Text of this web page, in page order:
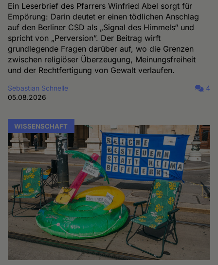
Ein Leserbrief des Pfarrers Winfried Abel sorgt für
Empörung: Darin deutet er einen tödlichen Anschlag
auf den Berliner CSD als „Signal des Himmels“ und
spricht von „Perversion”. Der Beitrag wirft
grundlegende Fragen darüber auf, wo die Grenzen
zwischen religiöser Überzeugung, Meinungsfreiheit
und der Rechtfertigung von Gewalt verlaufen.
Sebastian Schnelle
05.08.2026
4
WISSENSCHAFT